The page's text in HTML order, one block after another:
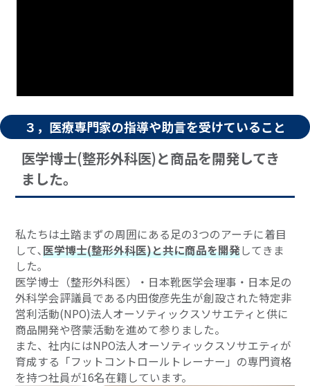
３，医療専門家の指導や助言を受けていること
医学博士(整形外科医)と商品を開発してき
ました｡
私たちは土踏まずの周囲にある足の3つのアーチに着目
して､医学博士(整形外科医)と共に商品を開発してきま
した｡
医学博士（整形外科医）・日本靴医学会理事・日本足の
外科学会評議員である内田俊彦先生が創設された特定非
営利活動(NPO)法人オーソティックスソサエティと供に
商品開発や啓蒙活動を進めて参りました。
また、社内にはNPO法人オーソティックスソサエティが
育成する「フットコントロールトレーナー」の専門資格
を持つ社員が16名在籍しています。